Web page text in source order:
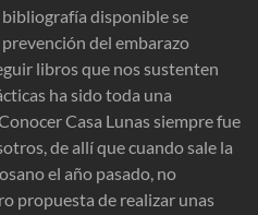
disponible se
del embarazo
libros que nos sustenten
ha sido toda una
Casa Lunas siempre fue
de allí que cuando sale la
el año pasado, no
propuesta de realizar unas